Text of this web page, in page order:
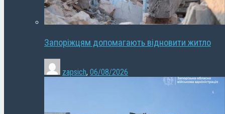
Запоріжцям допомагають відновити житло
zapsich, 06/08/2026